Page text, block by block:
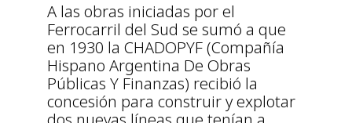
A las obras iniciadas por el
Ferrocarril del Sud se sumó a que
en 1930 la CHADOPYF (Compañía
Hispano Argentina De Obras
Públicas Y Finanzas) recibió la
concesión para construir y explotar